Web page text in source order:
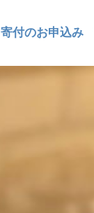
寄付のお申込み